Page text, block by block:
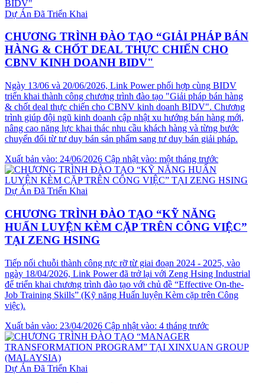
Dự Án Đã Triển Khai
CHƯƠNG TRÌNH ĐÀO TẠO “GIẢI PHÁP BÁN
HÀNG & CHỐT DEAL THỰC CHIẾN CHO
CBNV KINH DOANH BIDV"
Ngày 13/06 và 20/06/2026, Link Power phối hợp cùng BIDV
triển khai thành công chương trình đào tạo "Giải pháp bán hàng
& chốt deal thực chiến cho CBNV kinh doanh BIDV". Chương
trình giúp đội ngũ kinh doanh cập nhật xu hướng bán hàng mới,
nâng cao năng lực khai thác nhu cầu khách hàng và từng bước
chuyển đổi từ tư duy bán sản phẩm sang tư duy bán giải pháp.
Xuất bản vào: 24/06/2026 Cập nhật vào: một tháng trước
Dự Án Đã Triển Khai
CHƯƠNG TRÌNH ĐÀO TẠO “KỸ NĂNG
HUẤN LUYỆN KÈM CẶP TRÊN CÔNG VIỆC”
TẠI ZENG HSING
Tiếp nối chuỗi thành công rực rỡ từ giai đoạn 2024 - 2025, vào
ngày 18/04/2026, Link Power đã trở lại với Zeng Hsing Industrial
để triển khai chương trình đào tạo với chủ đề “Effective On-the-
Job Training Skills” (Kỹ năng Huấn luyện Kèm cặp trên Công
việc).
Xuất bản vào: 23/04/2026 Cập nhật vào: 4 tháng trước
Dự Án Đã Triển Khai